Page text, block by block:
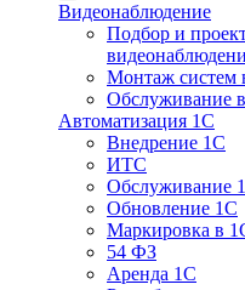
Видеонаблюдение
Подбор и
Монтаж систем
Обслуживание
Автоматизация 1С
Внедрение 1С
ИТС
Обслуживание
Обновление 1С
Маркировка в
54 ФЗ
Аренда 1С